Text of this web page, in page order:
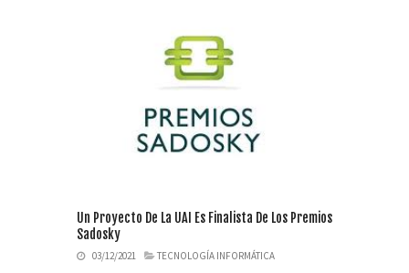
Un Proyecto De La UAI Es Finalista De Los Premios
Sadosky
03/12/2021 TECNOLOGÍA INFORMÁTICA